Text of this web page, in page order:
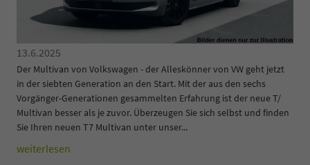
13.6.2025
Der Multivan von Volkswagen - der Alleskönner von VW geht jetzt
in der siebten Generation an den Start. Mit der aus den sechs
Vorgänger-Generationen gesammelten Erfahrung ist der neue T/
Multivan besser als je zuvor. Überzeugen Sie sich selbst und finden
Sie Ihren neuen T7 Multivan unter unser...
weiterlesen